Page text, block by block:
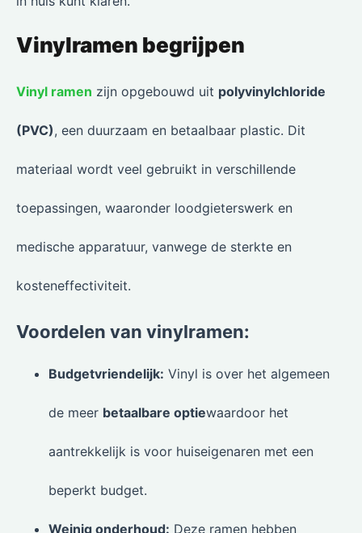
Vinylramen begrijpen
Vinyl ramen zijn opgebouwd uit polyvinylchloride
(PVC), een duurzaam en betaalbaar plastic. Dit
materiaal wordt veel gebruikt in verschillende
toepassingen, waaronder loodgieterswerk en
medische apparatuur, vanwege de sterkte en
kosteneffectiviteit.
Voordelen van vinylramen:
Budgetvriendelijk: Vinyl is over het algemeen
de meer betaalbare optiewaardoor het
aantrekkelijk is voor huiseigenaren met een
beperkt budget.
Weinig onderhoud: Deze ramen hebben